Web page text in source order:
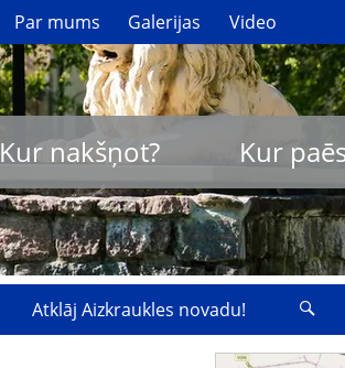
Par mums Galerijas Video
Kur nakšņot? Kur
Atklāj Aizkraukles novadu!